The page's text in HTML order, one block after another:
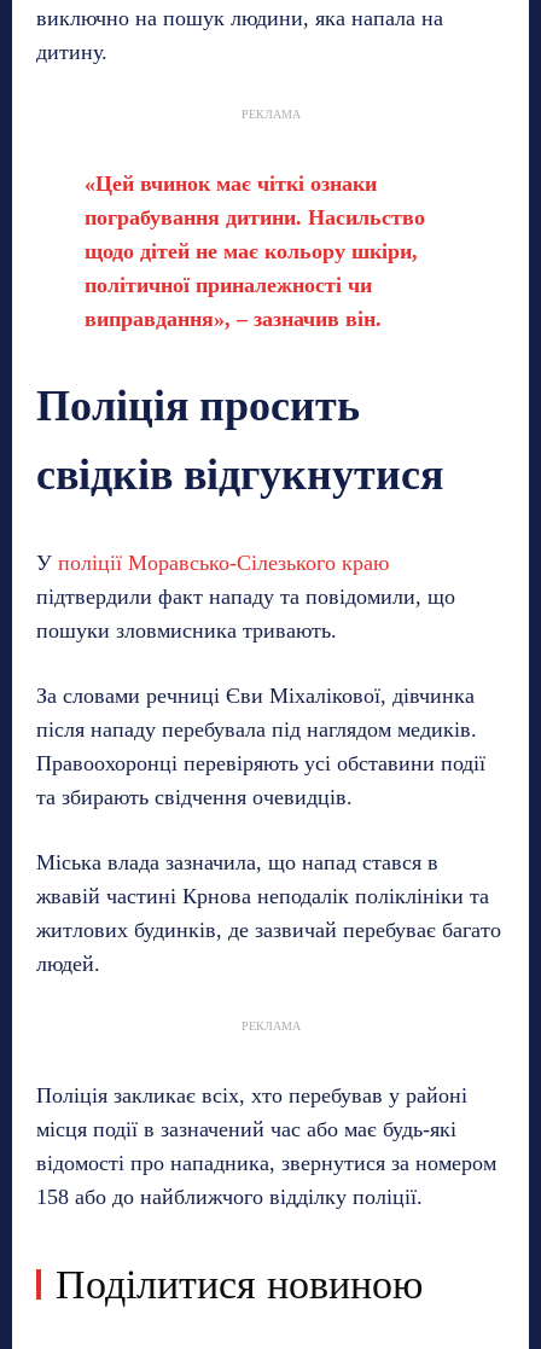
виключно на пошук людини, яка напала на
дитину.
РЕКЛАМА
«Цей вчинок має чіткі ознаки
пограбування дитини. Насильство
щодо дітей не має кольору шкіри,
політичної приналежності чи
виправдання», – зазначив він.
Поліція просить
свідків відгукнутися
У поліції Моравсько-Сілезького краю
підтвердили факт нападу та повідомили, що
пошуки зловмисника тривають.
За словами речниці Єви Міхалікової, дівчинка
після нападу перебувала під наглядом медиків.
Правоохоронці перевіряють усі обставини події
та збирають свідчення очевидців.
Міська влада зазначила, що напад стався в
жвавій частині Крнова неподалік поліклініки та
житлових будинків, де зазвичай перебуває багато
людей.
РЕКЛАМА
Поліція закликає всіх, хто перебував у районі
місця події в зазначений час або має будь-які
відомості про нападника, звернутися за номером
158 або до найближчого відділку поліції.
Поділитися новиною